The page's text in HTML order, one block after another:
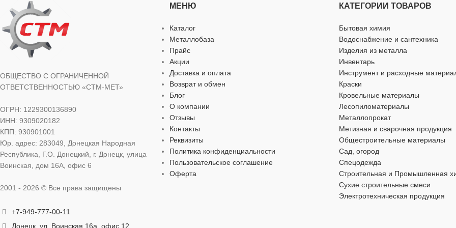
для строительства
бытовых нужд
ДИАМЕТР ДИСКА
ОСОБЕННОСТИ
ТОЛЩИНА
для строительства
ДИАМЕТР ДИСКА
ОСОБЕННОСТИ
ТОЛЩИНА
ДИАМЕТР ДИСКА
ОСОБЕННОСТИ
по камню
ТОЛЩИНА
ОБЩЕСТВО С ОГРАНИЧЕННОЙ
ОТВЕТСТВЕННОСТЬЮ «СТМ-МЕТ»
ОГРН: 1229300136890
ИНН: 9309020182
КПП: 930901001
Юр. адрес: 283049, Донецкая Народная
Республика, Г.О. Донецкий, г. Донецк, улица
Воинская, дом 16А, офис 6
2001 - 2026 © Все права защищены
+7-949-777-00-11
Донецк, ул. Воинская 16а, офис 12
МЕНЮ
Каталог
Металлобаза
Прайс
Акции
Доставка и оплата
Возврат и обмен
Блог
О компании
Отзывы
Контакты
Реквизиты
Политика конфиденциальности
Пользовательское соглашение
Оферта
КАТЕГОРИИ ТОВАРОВ
Бытовая химия
Водоснабжение и сантехника
Изделия из металла
Инвентарь
Инструмент и расходные
Краски
Кровельные материалы
Лесопиломатериалы
Металлопрокат
Метизная и сварочная продукция
Общестроительные материалы
Сад, огород
Спецодежда
Строительная и Промышленная
Сухие строительные смеси
Электротехническая продукция